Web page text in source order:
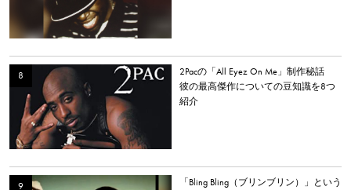
2Pacの「All Eyez On Me」制作秘話
彼の最高傑作についての豆知識を8つ
紹介
「Bling Bling（ブリンブリン）」という